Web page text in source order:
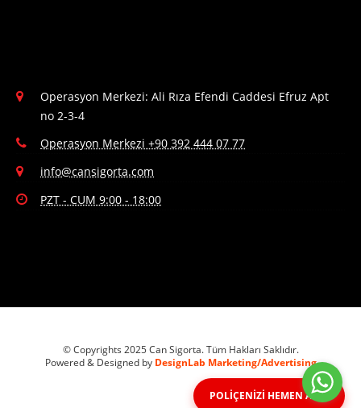
POLİÇENİZİ HEMEN ALIN
Operasyon Merkezi: Ali Rıza Efendi Caddesi Efruz Apt
no 2-3-4
Operasyon Merkezi +90 392 444 07 77
info@cansigorta.com
PZT - CUM 9:00 - 18:00
© Copyrights 2025 Can Sigorta. Tüm Hakları Saklıdır.
Powered & Designed by DesignLab Marketing/Advertising